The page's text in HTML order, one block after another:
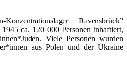
Ravensbrück”
ca. 120 000 Personen inhaftiert,
Viele Personen wurden
aus Polen und der Ukraine